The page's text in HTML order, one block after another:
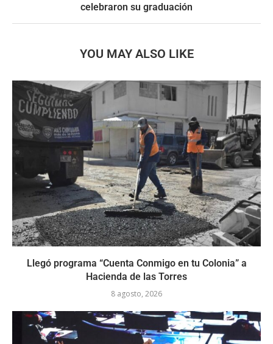
celebraron su graduación
YOU MAY ALSO LIKE
Llegó programa “Cuenta Conmigo en tu Colonia” a
Hacienda de las Torres
8 agosto, 2026